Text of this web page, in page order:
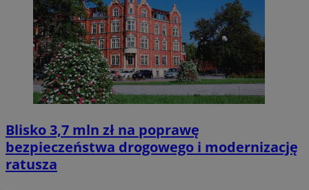
Blisko 3,7 mln zł na poprawę
bezpieczeństwa drogowego i modernizację
ratusza